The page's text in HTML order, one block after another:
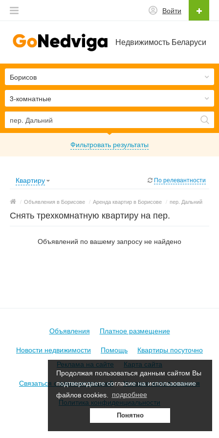
Продолжая пользоваться данным сайтом Вы
подтверждаете согласие на использование
файлов cookies.
подробнее
Понятно
Недвижимость Беларуси
Войти
3-комнатные
Борисов
Фильтровать результаты
Квартиру По релевантности
/ Объявления в Борисове / Аренда квартир в Борисове / пер. Дальний
Снять трехкомнатную квартиру на пер.
Объявлений по вашему запросу не найдено
Объявления
Платное размещение
Новости недвижимости
Помощь
Квартиры посуточно
Реклама на сайте
Карта сайта
Связаться с администрацией
Условия использования
Политика конфиденциальности